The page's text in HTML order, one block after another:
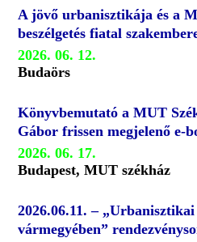
A jövő urbanisztikája és a
beszélgetés fiatal
2026. 06. 12.
Budaörs
Könyvbemutató a MUT
Gábor frissen megjelenő e-
2026. 06. 17.
Budapest, MUT székház
2026.06.11. –
vármegyében”